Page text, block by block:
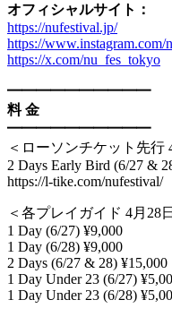
オフィシャルサイト：
https://nufestival.jp/
https://www.instagram.com/
https://x.com/nu_fes_tokyo
━━━━━━━━━━
料 金
━━━━━━━━━━
＜ローソンチケット先行
2 Days Early Bird (6/27 &
https://l-tike.com/nufestival/
＜各プレイガイド 4月28
1 Day (6/27) ¥9,000
1 Day (6/28) ¥9,000
2 Days (6/27 & 28) ¥15,000
1 Day Under 23 (6/27)
1 Day Under 23 (6/28)